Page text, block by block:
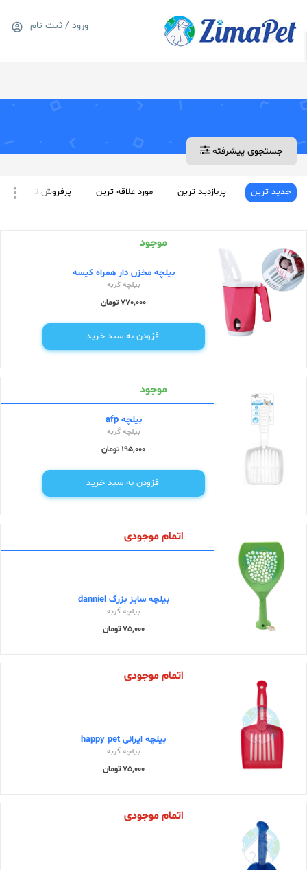
ورود / ثبت نام
جستجوی پیشرفته
جدید ترین پربازدید ترین مورد علاقه ترین پرفروش ترین
موجود
بیلچه مخزن دار همراه کیسه
بیلچه گربه
770,000 تومان
افزودن به سبد خرید
موجود
بیلچه afp
بیلچه گربه
195,000 تومان
افزودن به سبد خرید
اتمام موجودی
بیلچه سایز بزرگ danniel
بیلچه گربه
75,000 تومان
اتمام موجودی
بیلچه ایرانی happy pet
بیلچه گربه
75,000 تومان
اتمام موجودی